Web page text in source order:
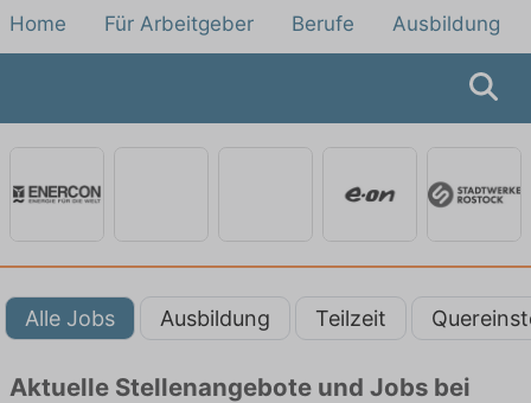
Home Für Arbeitgeber Berufe Ausbildung
Alle Jobs Ausbildung Teilzeit
Aktuelle Stellenangebote und Jobs bei